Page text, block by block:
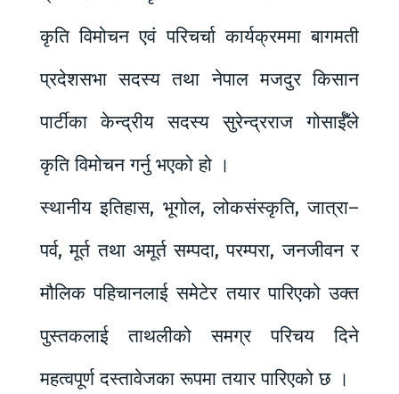
कृति विमोचन एवं परिचर्चा कार्यक्रममा बागमती
प्रदेशसभा सदस्य तथा नेपाल मजदुर किसान
पार्टीका केन्द्रीय सदस्य सुरेन्द्रराज गोसाईँले
कृति विमोचन गर्नु भएको हो ।
स्थानीय इतिहास, भूगोल, लोकसंस्कृति, जात्रा–
पर्व, मूर्त तथा अमूर्त सम्पदा, परम्परा, जनजीवन र
मौलिक पहिचानलाई समेटेर तयार पारिएको उक्त
पुस्तकलाई ताथलीको समग्र परिचय दिने
महत्वपूर्ण दस्तावेजका रूपमा तयार पारिएको छ ।